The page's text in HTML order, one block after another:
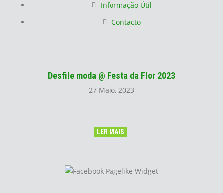
Informação Útil
Contacto
Desfile moda @ Festa da Flor 2023
27 Maio, 2023
LER MAIS